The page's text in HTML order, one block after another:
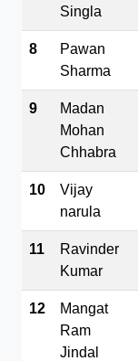
Singla
8
Pawan
Sharma
9
Madan
Mohan
Chhabra
10
Vijay
narula
11
Ravinder
Kumar
12
Mangat
Ram
Jindal